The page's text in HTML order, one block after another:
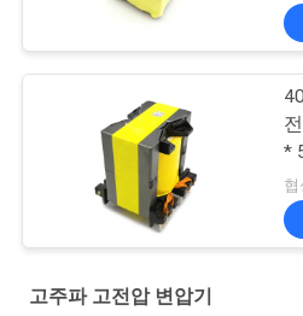
*
협
고주파 고전압 변압기